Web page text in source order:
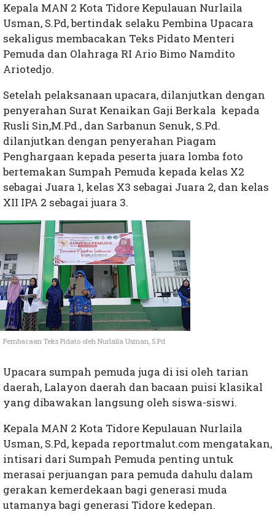
Kepala MAN 2 Kota Tidore Kepulauan Nurlaila
Usman, S.Pd, bertindak selaku Pembina Upacara
sekaligus membacakan Teks Pidato Menteri
Pemuda dan Olahraga RI Ario Bimo Namdito
Ariotedjo.
Setelah pelaksanaan upacara, dilanjutkan dengan
penyerahan Surat Kenaikan Gaji Berkala kepada
Rusli Sin,M.Pd., dan Sarbanun Senuk, S.Pd.
dilanjutkan dengan penyerahan Piagam
Penghargaan kepada peserta juara lomba foto
bertemakan Sumpah Pemuda kepada kelas X2
sebagai Juara 1, kelas X3 sebagai Juara 2, dan kelas
XII IPA 2 sebagai juara 3.
Pembacaan Teks Pidato oleh Nurlaila Usman, S.Pd
Upacara sumpah pemuda juga di isi oleh tarian
daerah, Lalayon daerah dan bacaan puisi klasikal
yang dibawakan langsung oleh siswa-siswi.
Kepala MAN 2 Kota Tidore Kepulauan Nurlaila
Usman, S.Pd, kepada reportmalut.com mengatakan,
intisari dari Sumpah Pemuda penting untuk
merasai perjuangan para pemuda dahulu dalam
gerakan kemerdekaan bagi generasi muda
utamanya bagi generasi Tidore kedepan.